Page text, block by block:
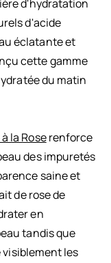
d'hydratation
d'acide
éclatante et
cette gamme
du matin
la Roserenforce
des impuretés
saine et
de rose de
en
tandis que
visiblement les